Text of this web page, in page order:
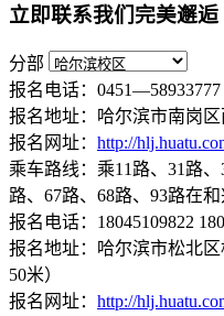
立即联系我们完美邂逅
分部
报名电话：0451—58933777
报名地址：哈尔滨市南岗区
报名网址： http://
乘车路线：乘11路、31路
路、67路、68路、93路在
报名电话：18045109822
报名地址：哈尔滨市松北
50米）
报名网址： http://